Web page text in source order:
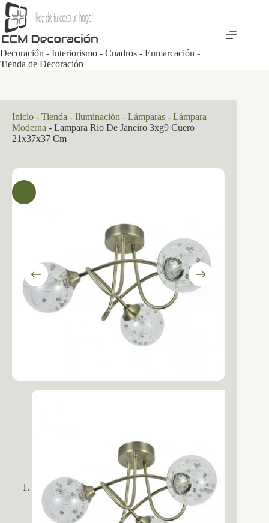
Saltar
al
contenido
Decoración - Interiorismo - Cuadros - Enmarcación -
Tienda de Decoración
Inicio - Tienda - Iluminación - Lámparas - Lámpara
Moderna - Lampara Rio De Janeiro 3xg9 Cuero
21x37x37 Cm